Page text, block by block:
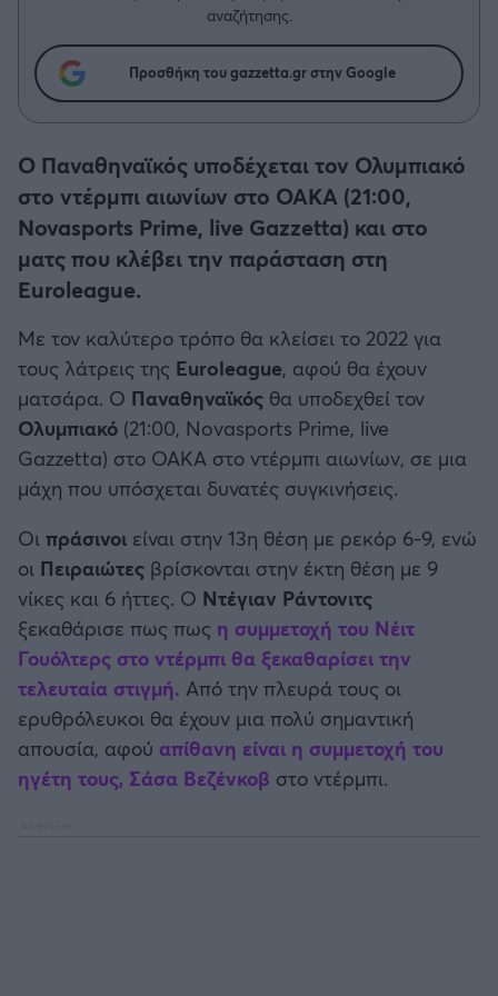
Δημήτρης Τσορμπατζόγλου
ΟΦΗ
Βόλος
Ατρόμητος Αθηνών
Κηφισιά
Αστέρας Τρίπολης
Παναιτωλικός
Ηρακλής
Μπαρτσελόνα
Ρεάλ Μαδρίτης
Ατλέτικο Μαδρίτης
Μεγάλη μου Αγάπη
Μια Ιστορία από την Πόλη
αναζήτησης.
Προσθήκη του gazzetta.gr στην Google
Ο Παναθηναϊκός υποδέχεται τον Ολυμπιακό
στο ντέρμπι αιωνίων στο ΟΑΚΑ (21:00,
Novasports Prime, live Gazzetta) και στο
ματς που κλέβει την παράσταση στη
Euroleague.
Με τον καλύτερο τρόπο θα κλείσει το 2022 για
τους λάτρεις της Euroleague, αφού θα έχουν
ματσάρα. Ο Παναθηναϊκός θα υποδεχθεί τον
Ολυμπιακό (21:00, Novasports Prime, live
Gazzetta) στο ΟΑΚΑ στο ντέρμπι αιωνίων, σε μια
μάχη που υπόσχεται δυνατές συγκινήσεις.
Οι πράσινοι είναι στην 13η θέση με ρεκόρ 6-9, ενώ
οι Πειραιώτες βρίσκονται στην έκτη θέση με 9
νίκες και 6 ήττες. O Nτέγιαν Ράντονιτς
ξεκαθάρισε πως πως η συμμετοχή του Νέιτ
Γουόλτερς στο ντέρμπι θα ξεκαθαρίσει την
τελευταία στιγμή. Από την πλευρά τους οι
ερυθρόλευκοι θα έχουν μια πολύ σημαντική
απουσία, αφού απίθανη είναι η συμμετοχή του
ηγέτη τους, Σάσα Βεζένκοβ στο ντέρμπι.